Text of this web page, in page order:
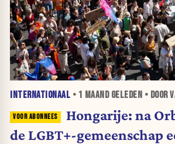
INTERNATIONAAL • 1 MAANDGELEDEN • DOOR
Hongarije: na
de LGBT+-gemeenschap